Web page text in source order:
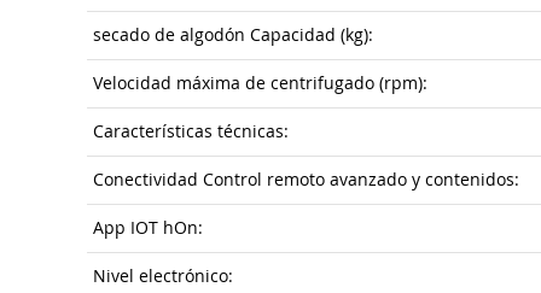
secado de algodón Capacidad (kg):
Velocidad máxima de centrifugado (rpm):
Características técnicas:
Conectividad Control remoto avanzado y contenidos:
App IOT hOn:
Nivel electrónico: